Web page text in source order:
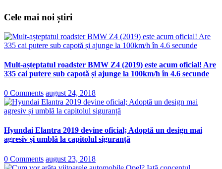
Cele mai noi știri
Mult-așteptatul roadster BMW Z4 (2019) este acum oficial! Are
335 cai putere sub capotă și ajunge la 100km/h în 4.6 secunde
0 Comments august 24, 2018
Hyundai Elantra 2019 devine oficial; Adoptă un design mai
agresiv și umblă la capitolul siguranță
0 Comments august 23, 2018